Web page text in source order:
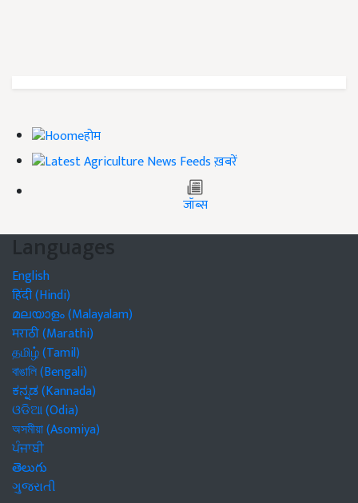
होम
ख़बरें
जॉब्स
Languages
English
हिंदी (Hindi)
മലയാളം (Malayalam)
मराठी (Marathi)
தமிழ் (Tamil)
বাঙালি (Bengali)
ಕನ್ನಡ (Kannada)
ଓଡିଆ (Odia)
অসমীয়া (Asomiya)
ਪੰਜਾਬੀ
తెలుగు
ગુજરાતી